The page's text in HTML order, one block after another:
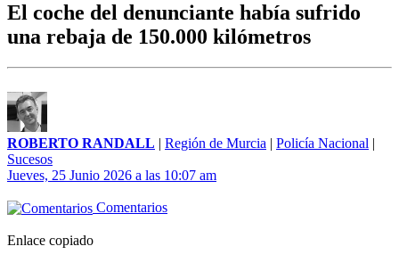
El coche del denunciante había sufrido
una rebaja de 150.000 kilómetros
ROBERTO RANDALL | Región de Murcia | Policía Nacional |
Sucesos
Jueves, 25 Junio 2026 a las 10:07 am
Comentarios
Enlace copiado